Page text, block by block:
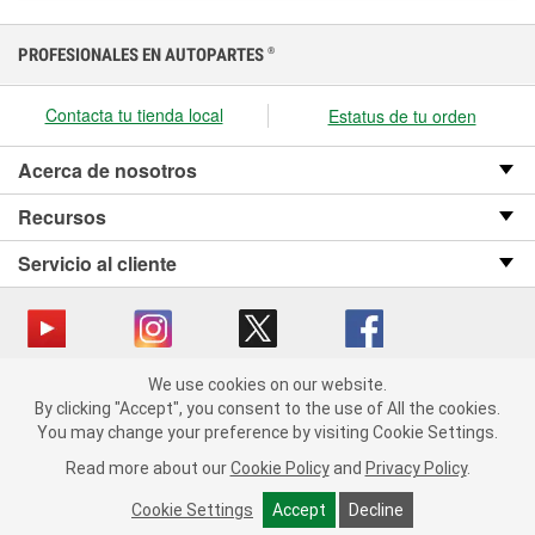
We use cookies on our website. By clicking "Accept", you consent
to the use of All the cookies.
You may change your preference by visiting Cookie Settings.
Read more about our Cookie Policy and Privacy Policy.
Cookie Settings Accept Decline
PROFESIONALES EN AUTOPARTES ®
Contacta tu tienda local Estatus de tu orden
Acerca de nosotros
Recursos
Servicio al cliente
Copyright © 2008-2026 O’Reilly Auto Parts v OST_3.2.0.0.729 (3) cv1361
catalog_main
Política de privacidad
Ley de transparencia en las cadenas de suministro
de California
We use cookies on our website.
By clicking "Accept", you consent to the use of All the cookies.
You may change your preference by visiting Cookie Settings.
Read more about our Cookie Policy and Privacy Policy.
Cookie Settings Accept Decline